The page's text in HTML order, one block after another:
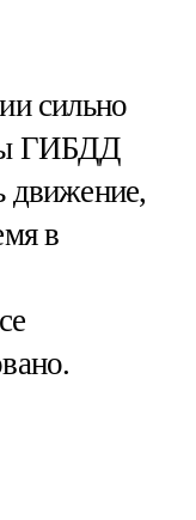
сильно
ГИБДД
движение,
в